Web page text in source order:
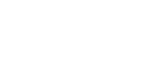
Semana Santa de
técnicas mixtas y
ciudad. El cartel está
gracias a una